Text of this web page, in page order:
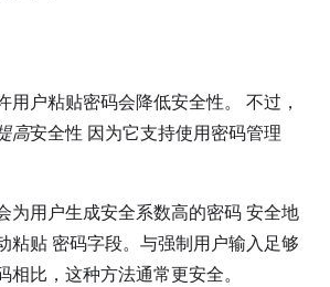
用户粘贴密码会降低安全性。 不过，
高安全性 因为它支持使用密码管理
为用户生成安全系数高的密码 安全地
粘贴 密码字段。与强制用户输入足够
相比，这种方法通常更安全。